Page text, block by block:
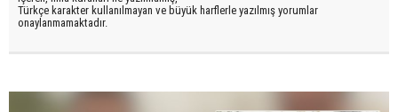
Türkçe karakter kullanılmayan ve büyük harflerle yazılmış yorumlar
onaylanmamaktadır.